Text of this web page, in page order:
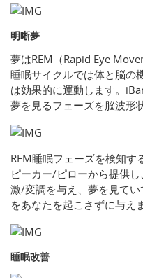
明晰夢
夢はREM（Rapid Eye
睡眠サイクルでは体と脳の
は効果的に運動します。
夢を見るフェーズを脳波形
REM睡眠フェーズを検知す
ピーカー/ピローから提供
激/変調を与え、夢を見て
をあなたを起こさずに与え
睡眠改善